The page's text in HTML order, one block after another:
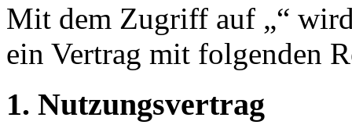
Mit dem Zugriff auf „“
ein Vertrag mit folgenden
1. Nutzungsvertrag